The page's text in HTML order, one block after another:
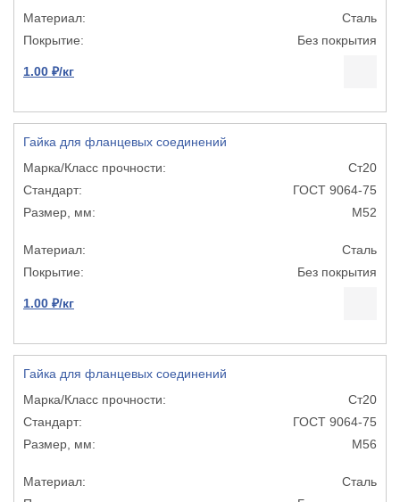
Сталь
Без покрытия
1.00 ₽/кг
Гайка для фланцевых соединений
Ст20
ГОСТ 9064-75
М52
Сталь
Без покрытия
1.00 ₽/кг
Гайка для фланцевых соединений
Ст20
ГОСТ 9064-75
М56
Сталь